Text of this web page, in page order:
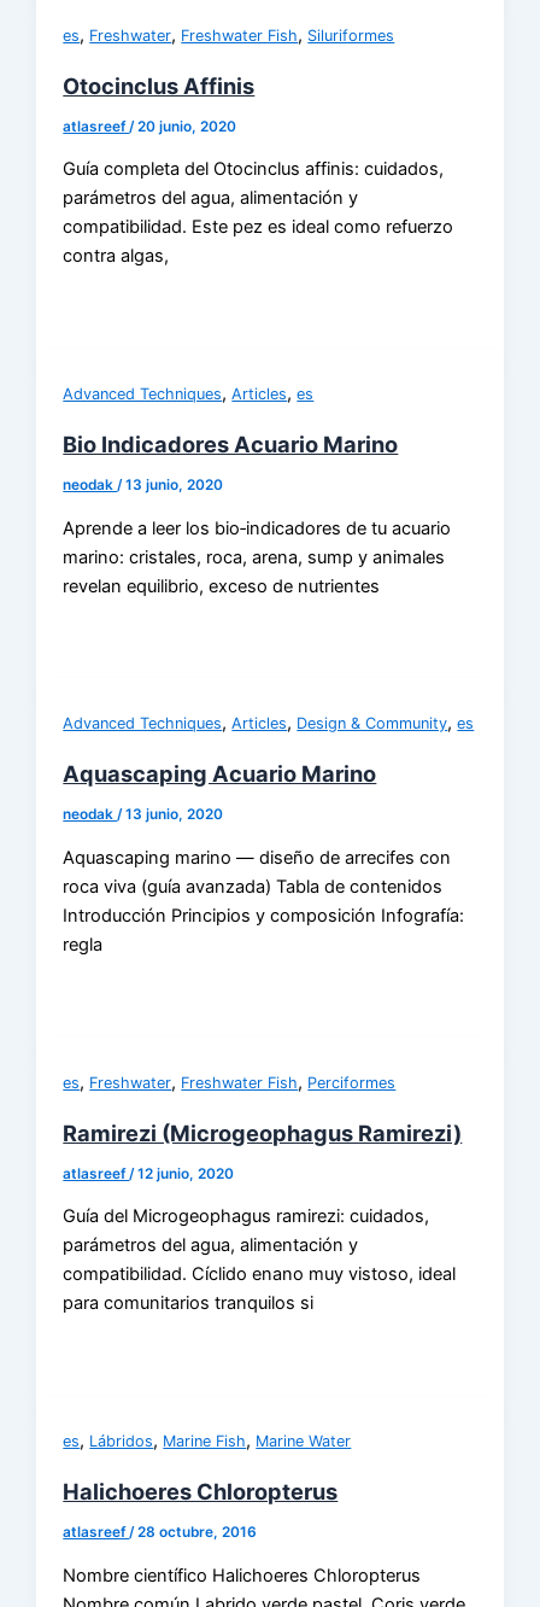
es, Freshwater, Freshwater Fish, Siluriformes
Otocinclus Affinis
atlasreef/20 junio, 2020
Guía completa del Otocinclus affinis: cuidados,
parámetros del agua, alimentación y
compatibilidad. Este pez es ideal como refuerzo
contra algas,
Advanced Techniques,Articles,es
Bio Indicadores Acuario Marino
neodak/13 junio, 2020
Aprende a leer los bio‑indicadores de tu acuario
marino: cristales, roca, arena, sump y animales
revelan equilibrio, exceso de nutrientes
Advanced Techniques,Articles, Design & Community,es
Aquascaping Acuario Marino
neodak/13 junio, 2020
Aquascaping marino — diseño de arrecifes con
roca viva (guía avanzada) Tabla de contenidos
Introducción Principios y composición Infografía:
regla
es, Freshwater, Freshwater Fish, Perciformes
Ramirezi (Microgeophagus Ramirezi)
atlasreef /12 junio, 2020
Guía del Microgeophagus ramirezi: cuidados,
parámetros del agua, alimentación y
compatibilidad. Cíclido enano muy vistoso, ideal
para comunitarios tranquilos si
es, Lábridos, Marine Fish, Marine Water
Halichoeres Chloropterus
atlasreef/28 octubre, 2016
Nombre científico Halichoeres Chloropterus